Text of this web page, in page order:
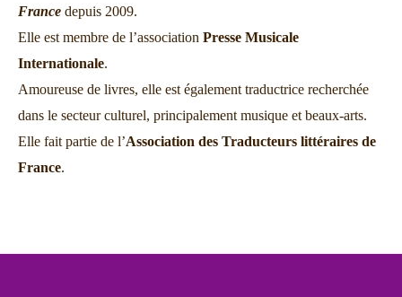
France depuis 2009.
Elle est membre de l’association Presse Musicale
Internationale.
Amoureuse de livres, elle est également traductrice recherchée
dans le secteur culturel, principalement musique et beaux-arts.
Elle fait partie de l’Association des Traducteurs littéraires de
France.